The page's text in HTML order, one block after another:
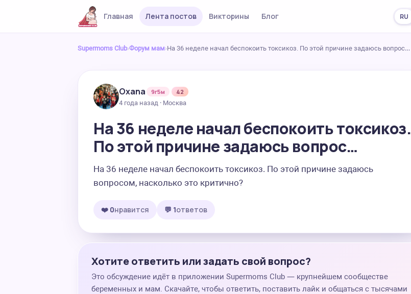
Главная Лента постов Викторины Блог RU
Supermoms Club›Форум мам›На 36 неделе начал беспокоить токсикоз. По этой причине задаюсь вопрос…
Oxana 9г5м
42
4 года назад · Москва
На 36 неделе начал беспокоить токсикоз.
По этой причине задаюсь вопрос…
На 36 неделе начал беспокоить токсикоз. По этой причине задаюсь
вопросом, насколько это критично?
❤️ 0нравится 💬 1ответов
Хотите ответить или задать свой вопрос?
Это обсуждение идёт в приложении Supermoms Club — крупнейшем сообществе
беременных и мам. Скачайте, чтобы ответить, поставить лайк и общаться с тысячами